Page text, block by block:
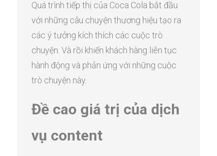
Quá trình tiếp thị của Coca Cola bắt đầu
với những câu chuyện thương hiệu tạo ra
các ý tưởng kích thích các cuộc trò
chuyện. Và rồi khiến khách hàng liên tục
hành động và phản ứng với những cuộc
trò chuyện này.
Đề cao giá trị của dịch
vụ content